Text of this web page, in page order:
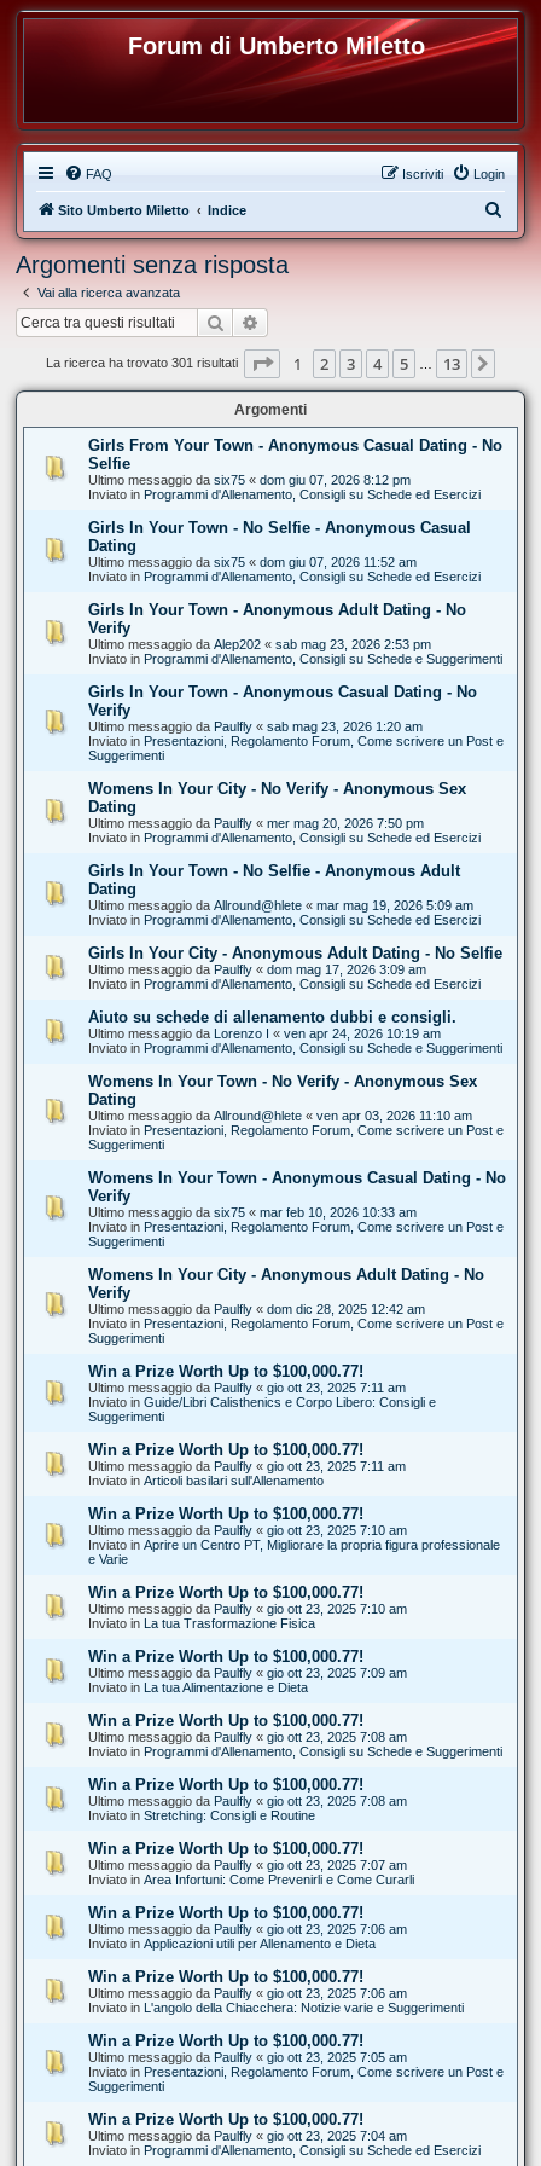
Forum di Umberto Miletto
FAQ Login
Iscriviti
Sito Umberto Miletto Indice
e
Argomenti senza risposta
Vai alla ricerca avanzata
Cerca
La ricerca ha trovato 301 risultati Pagina di 13
1 2 3 4 5 13
Argomenti
Girls From Your Town - Anonymous Casual Dating - No
Selfie
Ultimo messaggio da six75 « dom giu 07, 2026 8:12 pm
Inviato in Programmi d'Allenamento, Consigli su Schede ed Esercizi
Girls In Your Town - No Selfie - Anonymous Casual
Dating
Ultimo messaggio da six75 « dom giu 07, 2026 11:52 am
Inviato in Programmi d'Allenamento, Consigli su Schede ed Esercizi
Girls In Your Town - Anonymous Adult Dating - No
Verify
Ultimo messaggio da Alep202 « sab mag 23, 2026 2:53 pm
Inviato in Programmi d'Allenamento, Consigli su Schede e Suggerimenti
Girls In Your Town - Anonymous Casual Dating - No
Verify
Ultimo messaggio da Paulfly « sab mag 23, 2026 1:20 am
Inviato in Presentazioni, Regolamento Forum, Come scrivere un Post e
Suggerimenti
Womens In Your City - No Verify - Anonymous Sex
Dating
Ultimo messaggio da Paulfly « mer mag 20, 2026 7:50 pm
Inviato in Programmi d'Allenamento, Consigli su Schede ed Esercizi
Girls In Your Town - No Selfie - Anonymous Adult
Dating
Ultimo messaggio da Allround@hlete « mar mag 19, 2026 5:09 am
Inviato in Programmi d'Allenamento, Consigli su Schede ed Esercizi
Girls In Your City - Anonymous Adult Dating - No Selfie
Ultimo messaggio da Paulfly « dom mag 17, 2026 3:09 am
Inviato in Programmi d'Allenamento, Consigli su Schede ed Esercizi
Aiuto su schede di allenamento dubbi e consigli.
Ultimo messaggio da Lorenzo I « ven apr 24, 2026 10:19 am
Inviato in Programmi d'Allenamento, Consigli su Schede e Suggerimenti
Womens In Your Town - No Verify - Anonymous Sex
Dating
Ultimo messaggio da Allround@hlete « ven apr 03, 2026 11:10 am
Inviato in Presentazioni, Regolamento Forum, Come scrivere un Post e
Suggerimenti
Womens In Your Town - Anonymous Casual Dating - No
Verify
Ultimo messaggio da six75 « mar feb 10, 2026 10:33 am
Inviato in Presentazioni, Regolamento Forum, Come scrivere un Post e
Suggerimenti
Womens In Your City - Anonymous Adult Dating - No
Verify
Ultimo messaggio da Paulfly « dom dic 28, 2025 12:42 am
Inviato in Presentazioni, Regolamento Forum, Come scrivere un Post e
Suggerimenti
Win a Prize Worth Up to $100,000.77!
Ultimo messaggio da Paulfly « gio ott 23, 2025 7:11 am
Inviato in Guide/Libri Calisthenics e Corpo Libero: Consigli e
Suggerimenti
Win a Prize Worth Up to $100,000.77!
Ultimo messaggio da Paulfly « gio ott 23, 2025 7:11 am
Inviato in Articoli basilari sull'Allenamento
Win a Prize Worth Up to $100,000.77!
Ultimo messaggio da Paulfly « gio ott 23, 2025 7:10 am
Inviato in Aprire un Centro PT, Migliorare la propria figura professionale
e Varie
Win a Prize Worth Up to $100,000.77!
Ultimo messaggio da Paulfly « gio ott 23, 2025 7:10 am
Inviato in La tua Trasformazione Fisica
Win a Prize Worth Up to $100,000.77!
Ultimo messaggio da Paulfly « gio ott 23, 2025 7:09 am
Inviato in La tua Alimentazione e Dieta
Win a Prize Worth Up to $100,000.77!
Ultimo messaggio da Paulfly « gio ott 23, 2025 7:08 am
Inviato in Programmi d'Allenamento, Consigli su Schede e Suggerimenti
Win a Prize Worth Up to $100,000.77!
Ultimo messaggio da Paulfly « gio ott 23, 2025 7:08 am
Inviato in Stretching: Consigli e Routine
Win a Prize Worth Up to $100,000.77!
Ultimo messaggio da Paulfly « gio ott 23, 2025 7:07 am
Inviato in Area Infortuni: Come Prevenirli e Come Curarli
Win a Prize Worth Up to $100,000.77!
Ultimo messaggio da Paulfly « gio ott 23, 2025 7:06 am
Inviato in Applicazioni utili per Allenamento e Dieta
Win a Prize Worth Up to $100,000.77!
Ultimo messaggio da Paulfly « gio ott 23, 2025 7:06 am
Inviato in L'angolo della Chiacchera: Notizie varie e Suggerimenti
Win a Prize Worth Up to $100,000.77!
Ultimo messaggio da Paulfly « gio ott 23, 2025 7:05 am
Inviato in Presentazioni, Regolamento Forum, Come scrivere un Post e
Suggerimenti
Win a Prize Worth Up to $100,000.77!
Ultimo messaggio da Paulfly « gio ott 23, 2025 7:04 am
Inviato in Programmi d'Allenamento, Consigli su Schede ed Esercizi